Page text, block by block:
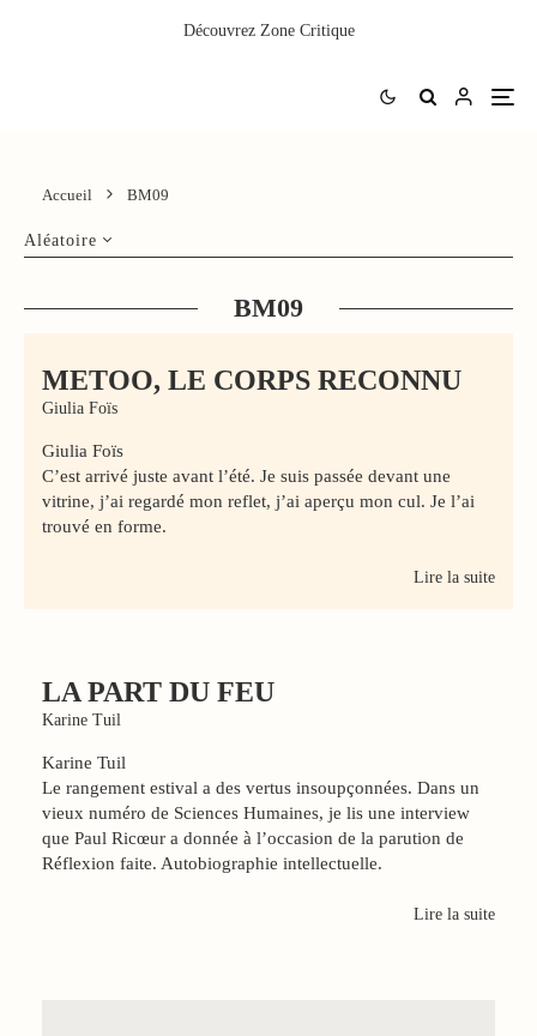
Découvrez Zone Critique
Accueil BM09
Aléatoire
BM09
METOO, LE CORPS RECONNU
Giulia Foïs
Giulia Foïs
C’est arrivé juste avant l’été. Je suis passée devant une
vitrine, j’ai regardé mon reflet, j’ai aperçu mon cul. Je l’ai
trouvé en forme.
Lire la suite
LA PART DU FEU
Karine Tuil
Karine Tuil
Le rangement estival a des vertus insoupçonnées. Dans un
vieux numéro de Sciences Humaines, je lis une interview
que Paul Ricœur a donnée à l’occasion de la parution de
Réflexion faite. Autobiographie intellectuelle.
Lire la suite